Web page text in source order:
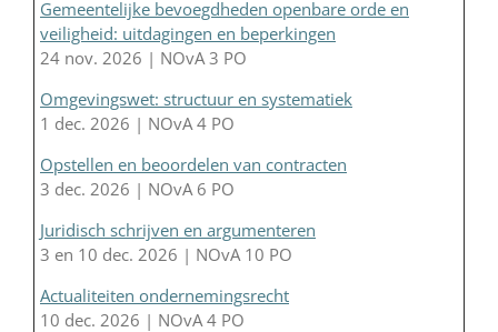
Gemeentelijke bevoegdheden openbare orde en
veiligheid: uitdagingen en beperkingen
24 nov. 2026 | NOvA 3 PO
Omgevingswet: structuur en systematiek
1 dec. 2026 | NOvA 4 PO
Opstellen en beoordelen van contracten
3 dec. 2026 | NOvA 6 PO
Juridisch schrijven en argumenteren
3 en 10 dec. 2026 | NOvA 10 PO
Actualiteiten ondernemingsrecht
10 dec. 2026 | NOvA 4 PO